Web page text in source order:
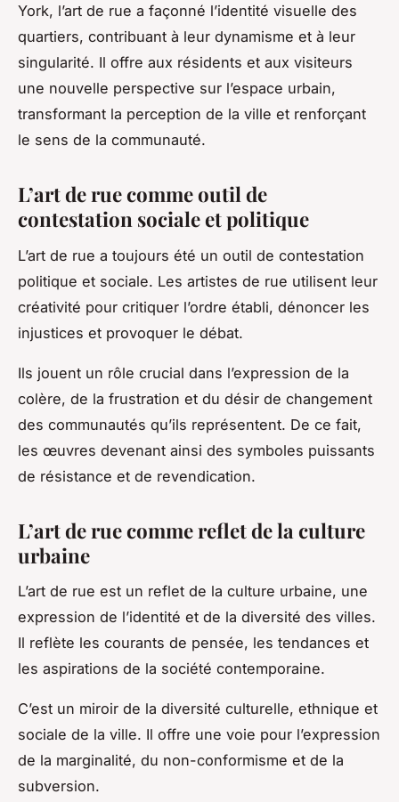
York, l’art de rue a façonné l’identité visuelle des
quartiers, contribuant à leur dynamisme et à leur
singularité. Il offre aux résidents et aux visiteurs
une nouvelle perspective sur l’espace urbain,
transformant la perception de la ville et renforçant
le sens de la communauté.
L’art de rue comme outil de
contestation sociale et politique
L’art de rue a toujours été un outil de contestation
politique et sociale. Les artistes de rue utilisent leur
créativité pour critiquer l’ordre établi, dénoncer les
injustices et provoquer le débat.
Ils jouent un rôle crucial dans l’expression de la
colère, de la frustration et du désir de changement
des communautés qu’ils représentent. De ce fait,
les œuvres devenant ainsi des symboles puissants
de résistance et de revendication.
L’art de rue comme reflet de la culture
urbaine
L’art de rue est un reflet de la culture urbaine, une
expression de l’identité et de la diversité des villes.
Il reflète les courants de pensée, les tendances et
les aspirations de la société contemporaine.
C’est un miroir de la diversité culturelle, ethnique et
sociale de la ville. Il offre une voie pour l’expression
de la marginalité, du non-conformisme et de la
subversion.